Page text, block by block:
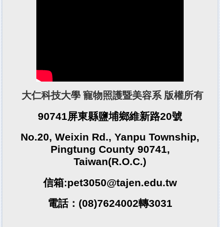
大仁科技大學 寵物照護暨美容系 版權所有
90741屏東縣鹽埔鄉維新路20號
No.20, Weixin Rd., Yanpu Township,
Pingtung County 90741,
Taiwan(R.O.C.)
信箱:pet3050@tajen.edu.tw
電話：(08)7624002轉3031